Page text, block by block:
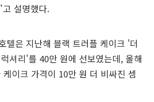
설명했다.
텔은 지난해 블랙 트러플 케이크 '더
셔리'를 40만 원에 선보였는데, 올해
케이크 가격이 10만 원 더 비싸진 셈